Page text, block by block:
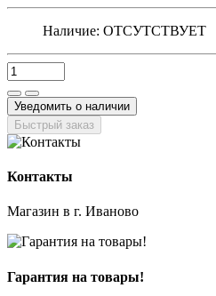
Наличие: ОТСУТСТВУЕТ
Уведомить о наличии
Быстрый заказ
Контакты
Магазин в г. Иваново
Гарантия на товары!